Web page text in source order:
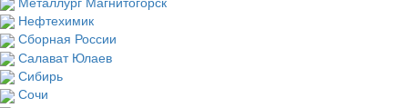
Нефтехимик
Сборная России
Салават Юлаев
Сибирь
Сочи